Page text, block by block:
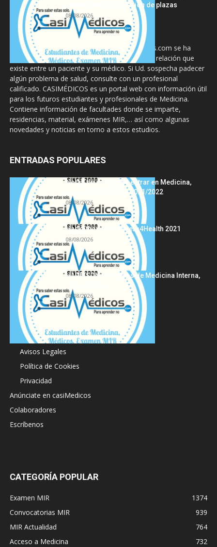
semana de adjudicación de plazas
08/08/2026
La información proporcionada en CasiMedicos.com se ha
diseñado para complementar, no substituir, la relación que
existe entre un paciente y su médico. Si Ud. sospecha padecer
algún problema de salud, consulte con un profesional
calificado. CASIMÉDICOS es un portal web con información útil
para los futuros estudiantes y profesionales de Medicina.
Contiene información de facultades donde se imparte,
residencias, material, exámenes MIR,… así como algunas
novedades y noticias en torno a estos estudios.
ENTRADAS POPULARES
Notas de corte para entrar en Medicina,
curso 2022/2023 vs 2021/2022
08/08/2026
Hackathon Innomakers4Health 2021
08/08/2026
HARRISON Principios de Medicina Interna,
08/08/2026
Acerca de
Avisos Legales
Política de Cookies
Privacidad
Anúnciate en casiMedicos
Colaboradores
Escríbenos
CATEGORÍA POPULAR
Examen MIR
1374
Convocatorias MIR
939
MIR Actualidad
764
Acceso a Medicina
732